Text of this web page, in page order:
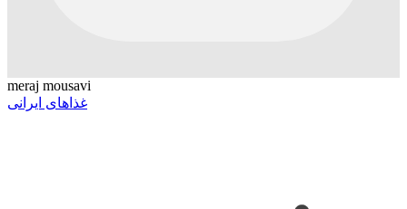
meraj mousavi
غذاهای ایرانی